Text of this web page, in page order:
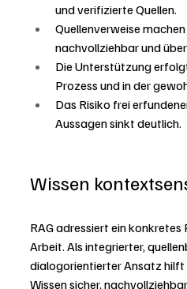
und verifizierte Quellen.
Quellenverweise
nachvollziehbar und
Die Unterstützung
Prozess und in der
Das Risiko frei
Aussagen sinkt deutlich.
Wissen
RAG adressiert ein
Arbeit. Als integrierter,
dialogorientierter Ansatz hilft
Wissen sicher,